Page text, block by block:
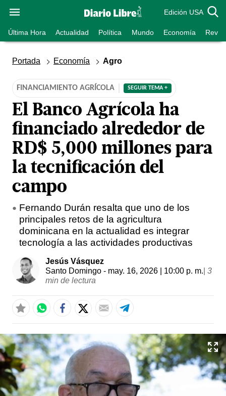
Edición USA
Última Hora Actualidad Política Mundo Economía
Portada Economía Agro
FINANCIAMIENTO AGRÍCOLA SEGUIR TEMA +
El Banco Agrícola ha
financiado alrededor de
RD$ 5,000 millones para
la tecnificación del
campo
Fernando Durán resalta que uno de los
principales retos de la agricultura
dominicana en la actualidad es integrar
tecnología a las actividades productivas
Jesús Vásquez
Santo Domingo - may. 16, 2026 | 10:00 p. m. 3
min de lectura